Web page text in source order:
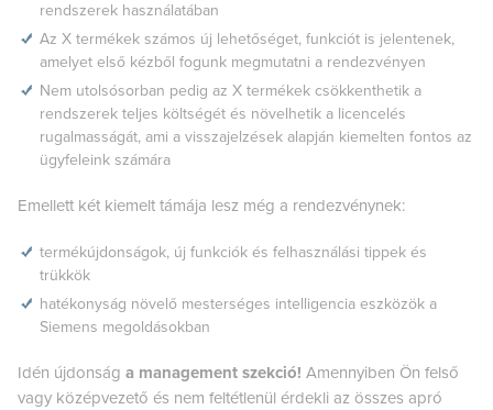
rendszerek használatában
Az X termékek számos új lehetőséget, funkciót is jelentenek,
amelyet első kézből fogunk megmutatni a rendezvényen
Nem utolsósorban pedig az X termékek csökkenthetik a
rendszerek teljes költségét és növelhetik a licencelés
rugalmasságát, ami a visszajelzések alapján kiemelten fontos az
ügyfeleink számára
Emellett két kiemelt támája lesz még a rendezvénynek:
termékújdonságok, új funkciók és felhasználási tippek és
trükkök
hatékonyság növelő mesterséges intelligencia eszközök a
Siemens megoldásokban
Idén újdonság a management szekció! Amennyiben Ön felső
vagy középvezető és nem feltétlenül érdekli az összes apró